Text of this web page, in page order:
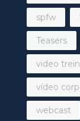
spfw
Teasers
video
vídeo
webcast